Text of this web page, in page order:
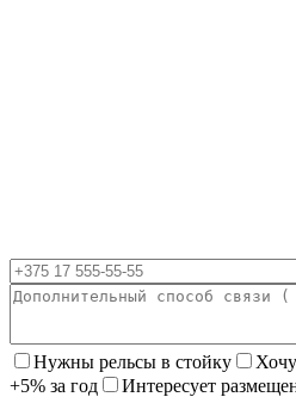
Нужны рельсы в стойку
+5% за год
Интересует